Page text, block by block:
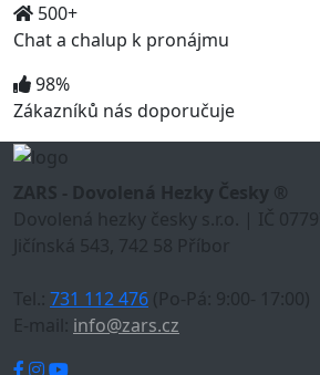
500+
Chat a chalup k pronájmu
98%
Zákazníků nás doporučuje
ZARS - Dovolená Hezky Česky ®
Dovolená hezky česky s.r.o. | IČ
Jičínská 543, 742 58 Příbor
Tel.: 731 112 476 (Po-Pá: 9:00- 17:00)
E-mail: info@zars.cz